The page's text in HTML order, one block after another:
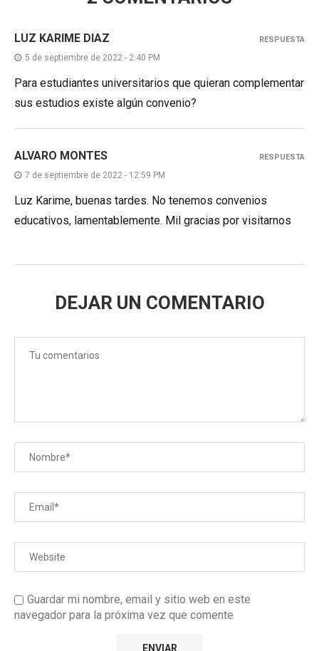
LUZ KARIME DIAZ
5 de septiembre de 2022 - 2:40 PM
Para estudiantes universitarios que quieran complementar
sus estudios existe algún convenio?
RESPUESTA
ALVARO MONTES
7 de septiembre de 2022 - 12:59 PM
Luz Karime, buenas tardes. No tenemos convenios
educativos, lamentablemente. Mil gracias por visitarnos
RESPUESTA
DEJAR UN COMENTARIO
Guardar mi nombre, email y sitio web en este
navegador para la próxima vez que comente